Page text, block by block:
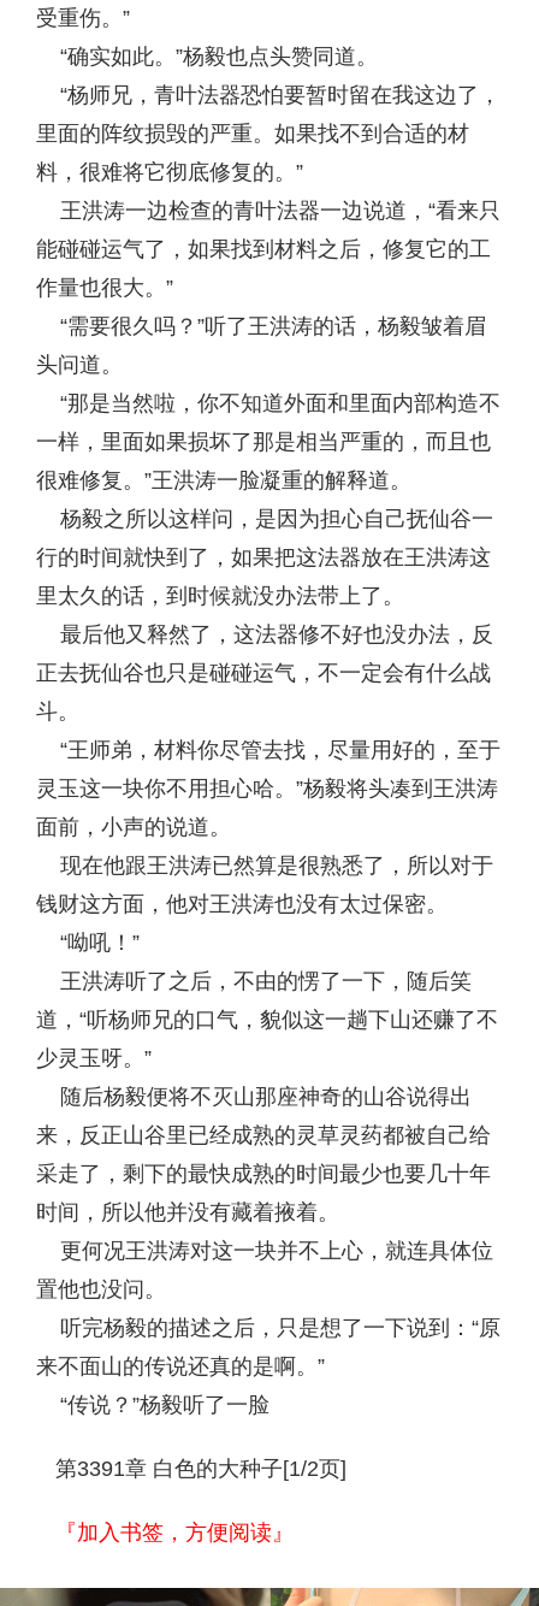
受重伤。”
“确实如此。”杨毅也点头赞同道。
“杨师兄，青叶法器恐怕要暂时留在我这边了，
里面的阵纹损毁的严重。如果找不到合适的材
料，很难将它彻底修复的。”
王洪涛一边检查的青叶法器一边说道，“看来只
能碰碰运气了，如果找到材料之后，修复它的工
作量也很大。”
“需要很久吗？”听了王洪涛的话，杨毅皱着眉
头问道。
“那是当然啦，你不知道外面和里面内部构造不
一样，里面如果损坏了那是相当严重的，而且也
很难修复。”王洪涛一脸凝重的解释道。
杨毅之所以这样问，是因为担心自己抚仙谷一
行的时间就快到了，如果把这法器放在王洪涛这
里太久的话，到时候就没办法带上了。
最后他又释然了，这法器修不好也没办法，反
正去抚仙谷也只是碰碰运气，不一定会有什么战
斗。
“王师弟，材料你尽管去找，尽量用好的，至于
灵玉这一块你不用担心哈。”杨毅将头凑到王洪涛
面前，小声的说道。
现在他跟王洪涛已然算是很熟悉了，所以对于
钱财这方面，他对王洪涛也没有太过保密。
“呦吼！”
王洪涛听了之后，不由的愣了一下，随后笑
道，“听杨师兄的口气，貌似这一趟下山还赚了不
少灵玉呀。”
随后杨毅便将不灭山那座神奇的山谷说得出
来，反正山谷里已经成熟的灵草灵药都被自己给
采走了，剩下的最快成熟的时间最少也要几十年
时间，所以他并没有藏着掖着。
更何况王洪涛对这一块并不上心，就连具体位
置他也没问。
听完杨毅的描述之后，只是想了一下说到：“原
来不面山的传说还真的是啊。”
“传说？”杨毅听了一脸
第3391章 白色的大种子[1/2页]
『加入书签，方便阅读』